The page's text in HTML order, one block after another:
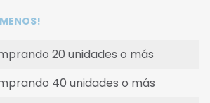
20 unidades o más
40 unidades o más